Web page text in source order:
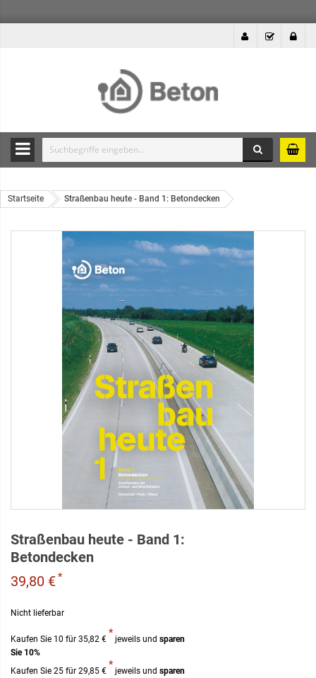
Durchsuche
Produkte
des
Startseite Straßenbau heute - Band 1: Betondecken
Straßenbau heute - Band 1:
Betondecken
39,80 €*
Nicht lieferbar
Kaufen Sie 10 für 35,82 € * jeweils und sparen
Sie10%
Kaufen Sie 25 für 29,85 € * jeweils und sparen